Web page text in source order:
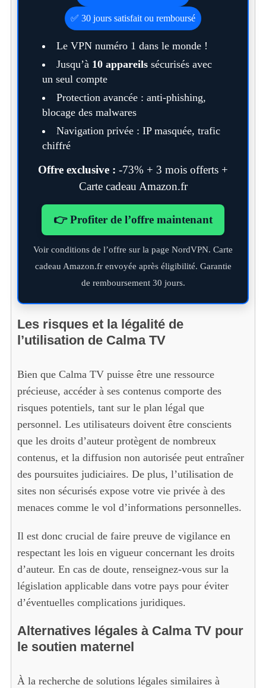
✅ 30 jours satisfait ou remboursé
Le VPN numéro 1 dans le monde !
Jusqu’à 10 appareilssécurisés avec
un seul compte
Protection avancée : anti-phishing,
blocage des malwares
Navigation privée : IP masquée, trafic
chiffré
Offre exclusive : -73% + 3 mois offerts +
Carte cadeau Amazon.fr
👉 Profiter de l’offre maintenant
Voir conditions de l’offre sur la page NordVPN. Carte
cadeau Amazon.fr envoyée après éligibilité. Garantie
de remboursement 30 jours.
Les risques et la légalité de
l’utilisation de Calma TV
Bien que Calma TV puisse être une ressource
précieuse, accéder à ses contenus comporte des
risques potentiels, tant sur le plan légal que
personnel. Les utilisateurs doivent être conscients
que les droits d’auteur protègent de nombreux
contenus, et la diffusion non autorisée peut entraîner
des poursuites judiciaires. De plus, l’utilisation de
sites non sécurisés expose votre vie privée à des
menaces comme le vol d’informations personnelles.
Il est donc crucial de faire preuve de vigilance en
respectant les lois en vigueur concernant les droits
d’auteur. En cas de doute, renseignez-vous sur la
législation applicable dans votre pays pour éviter
d’éventuelles complications juridiques.
Alternatives légales à Calma TV pour
le soutien maternel
À la recherche de solutions légales similaires à